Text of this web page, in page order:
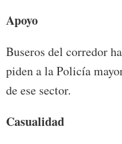
Apoyo
Buseros del corredor
piden a la Policía
de ese sector.
Casualidad